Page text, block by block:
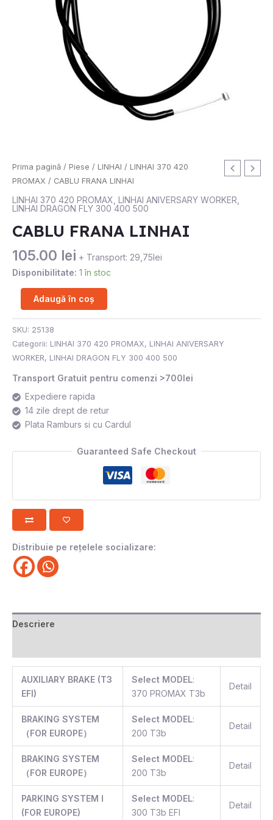
Prima pagină / Piese / LINHAI / LINHAI 370 420
PROMAX / CABLU FRANA LINHAI
LINHAI 370 420 PROMAX LINHAI ANIVERSARY WORKER
LINHAI DRAGON FLY 300 400 500
CABLU FRANA LINHAI
105.00 lei + Transport: 29,75lei
Disponibilitate: 1 în stoc
Cantitate
CABLU
FRANA
LINHAI
Adaugă în coș
SKU: 25138
Categorii: LINHAI 370 420 PROMAX, LINHAI ANIVERSARY
WORKER, LINHAI DRAGON FLY 300 400 500
Transport Gratuit pentru comenzi >700lei
Expediere rapida
14 zile drept de retur
Plata Ramburs si cu Cardul
Guaranteed Safe Checkout
Distribuie pe rețelele socializare:
Descriere
AUXILIARY BRAKE (T3
EFI)
Select MODEL:
370 PROMAX T3b
Detail
BRAKING SYSTEM
（FOR EUROPE）
Select MODEL:
200 T3b
Detail
BRAKING SYSTEM
（FOR EUROPE）
Select MODEL:
200 T3b
Detail
PARKING SYSTEM Ⅰ
(FOR EUROPE)
Select MODEL:
300 T3b EFI
Detail